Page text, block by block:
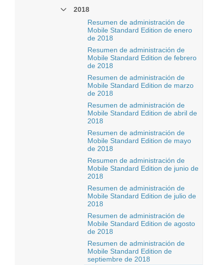
2018
Resumen de administración de
Mobile Standard Edition de enero
de 2018
Resumen de administración de
Mobile Standard Edition de febrero
de 2018
Resumen de administración de
Mobile Standard Edition de marzo
de 2018
Resumen de administración de
Mobile Standard Edition de abril de
2018
Resumen de administración de
Mobile Standard Edition de mayo
de 2018
Resumen de administración de
Mobile Standard Edition de junio de
2018
Resumen de administración de
Mobile Standard Edition de julio de
2018
Resumen de administración de
Mobile Standard Edition de agosto
de 2018
Resumen de administración de
Mobile Standard Edition de
septiembre de 2018